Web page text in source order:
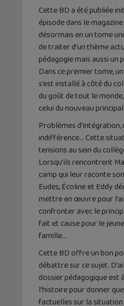
Cette BD a été publiée
épisode dans le
désormais en un tome
de traiter d’un thème
pédagogie mais aussi un
Dans ce premier tome,
s’est installé à côté du
du goût de tout le
celui du nouveau
Problèmes d’intégration,
indifférence… Cette
tensions au sein du
Lorsqu’ils rencontrent
camp qui leur raconte
Eudes, Écoline et Eddy
mettre en œuvre pour
confronter avec le
fait et cause pour le
famille…
Cette BD offre un bon
débattre sur ce sujet.
dossier pédagogique est
l’histoire pour donner
factuelles sur la